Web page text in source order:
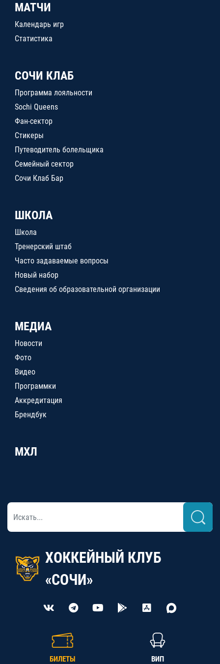
МАТЧИ
Календарь игр
Статистика
СОЧИ КЛАБ
Программа лояльности
Sochi Queens
Фан-сектор
Стикеры
Путеводитель болельщика
Семейный сектор
Сочи Клаб Бар
ШКОЛА
Школа
Тренерский штаб
Часто задаваемые вопросы
Новый набор
Сведения об образовательной организации
МЕДИА
Новости
Фото
Видео
Программки
Аккредитация
Брендбук
МХЛ
ХОККЕЙНЫЙ КЛУБ
«СОЧИ»
БИЛЕТЫ ВИП